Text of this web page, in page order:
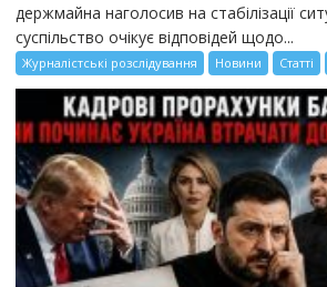
держмайна наголосив на стабілізації
суспільство очікує відповідей щодо...
Журналістські розслідування Новини Статті